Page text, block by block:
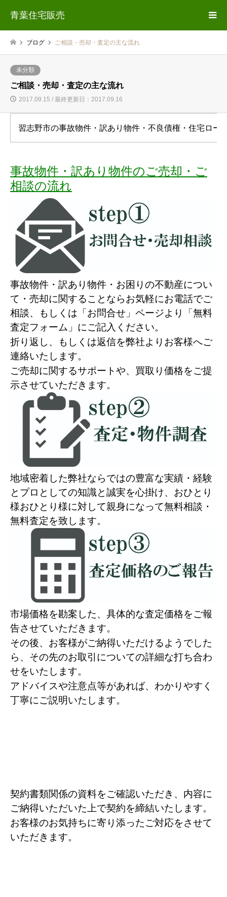
青葉住宅販売
ブログ ご相談・売却・査定の主な流れ
未分類
ご相談・売却・査定の主な流れ
2017.09.15 / 最終更新日：2017.09.16
習志野市の事故物件・訳あり物件・不良債権・住宅ロ
事故物件・訳あり物件のご売却・ご
相談の流れ
事故物件・訳あり物件・お困りの不動産につい
て・売却に関することならお気軽にお電話でご
相談、もしくは「お問合せ」ページより「無料
査定フォーム」にご記入ください。
折り返し、もしくは返信を弊社よりお客様へご
連絡いたします。
ご売却に関するサポートや、買取り価格をご提
示させていただきます。
地域密着した弊社ならではの豊富な実績・経験
とプロとしての知識と誠実を心掛け、おひとり
様おひとり様に対して親身になって無料相談・
無料査定を致します。
市場価格を勘案した、具体的な査定価格をご報
告させていただきます。
その後、お客様がご納得いただけるようでした
ら、その先のお取引についての詳細な打ち合わ
せをいたします。
アドバイスや注意点等があれば、わかりやすく
丁寧にご説明いたします。
契約書類関係の資料をご確認いただき、内容に
ご納得いただいた上で契約を締結いたします。
お客様のお気持ちに寄り添ったご対応をさせて
いただきます。